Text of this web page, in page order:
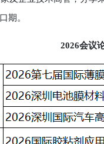
期。
2026会议